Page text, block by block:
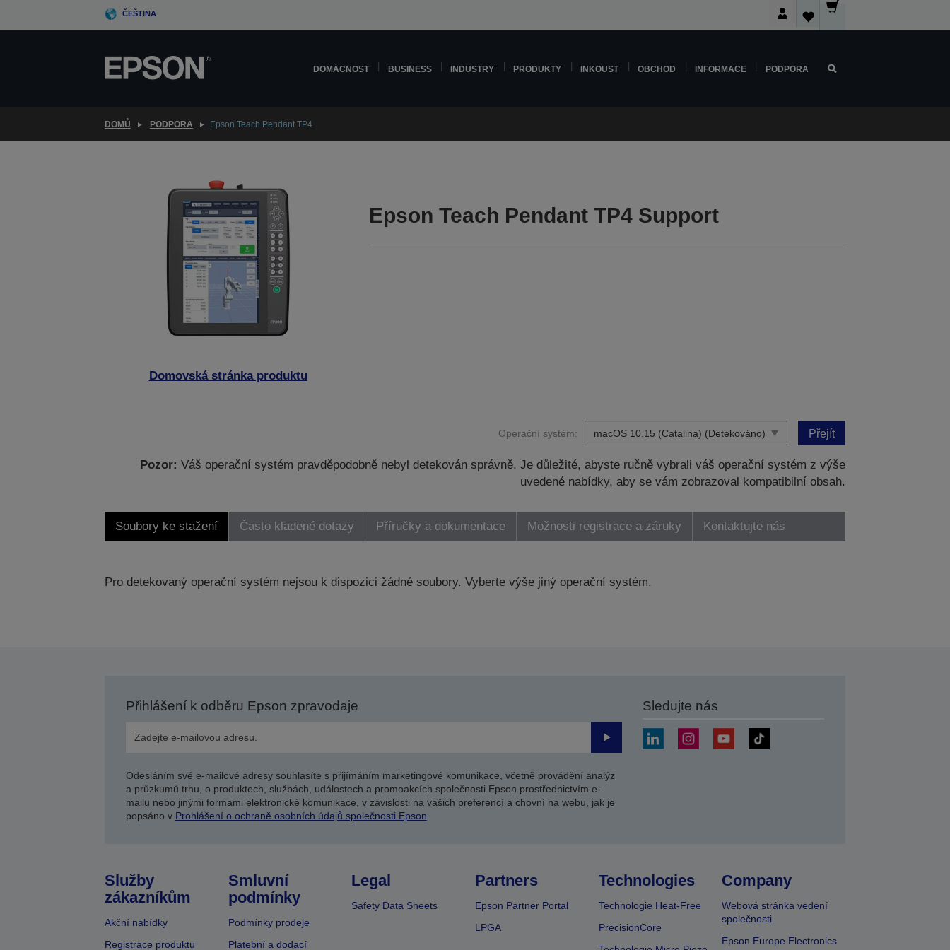
ČEŠTINA
DOMÁCNOST BUSINESS INDUSTRY PRODUKTY INKOUST OBCHOD INFORMACE PODPORA
DOMŮ PODPORA Epson Teach Pendant TP4
Domovská stránka produktu
Epson Teach Pendant TP4 Support
Operační systém: Přejít
Pozor: Váš operační systém pravděpodobně nebyl detekován správně. Je důležité, abyste ručně vybrali váš operační systém z výše
uvedené nabídky, aby se vám zobrazoval kompatibilní obsah.
Soubory ke stažení Často kladené dotazy Příručky a dokumentace Možnosti registrace a záruky Kontaktujte nás
Pro detekovaný operační systém nejsou k dispozici žádné soubory. Vyberte výše jiný operační systém.
Přihlášení k odběru Epson zpravodaje
Odeslat
Odesláním své e-mailové adresy souhlasíte s přijímáním marketingové komunikace, včetně provádění analýz
a průzkumů trhu, o produktech, službách, událostech a promoakcích společnosti Epson prostřednictvím e-
mailu nebo jinými formami elektronické komunikace, v závislosti na vašich preferencí a chovní na webu, jak je
popsáno v Prohlášení o ochraně osobních údajů společnosti Epson
Sledujte nás
Služby
zákazníkům
Akční nabídky
Registrace produktu
Smluvní
podmínky
Podmínky prodeje
Platební a dodací
Legal
Safety Data Sheets
Partners
Epson Partner Portal
LPGA
Technologies
Technologie Heat-Free
PrecisionCore
Company
Webová stránka vedení
společnosti
Epson Europe Electronics